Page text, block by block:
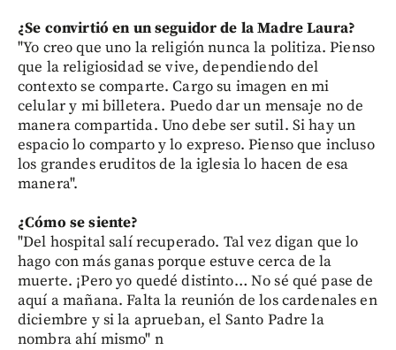
¿Se convirtió en un seguidor de la Madre Laura?
"Yo creo que uno la religión nunca la politiza. Pienso
que la religiosidad se vive, dependiendo del
contexto se comparte. Cargo su imagen en mi
celular y mi billetera. Puedo dar un mensaje no de
manera compartida. Uno debe ser sutil. Si hay un
espacio lo comparto y lo expreso. Pienso que incluso
los grandes eruditos de la iglesia lo hacen de esa
manera".
¿Cómo se siente?
"Del hospital salí recuperado. Tal vez digan que lo
hago con más ganas porque estuve cerca de la
muerte. ¡Pero yo quedé distinto… No sé qué pase de
aquí a mañana. Falta la reunión de los cardenales en
diciembre y si la aprueban, el Santo Padre la
nombra ahí mismo" n